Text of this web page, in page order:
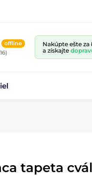
offline Nakúpte ešte za
a získajte
tapeta